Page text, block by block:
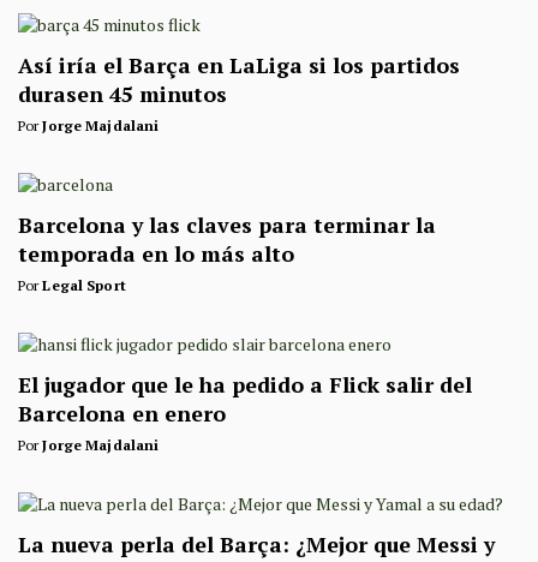
Así iría el Barça en LaLiga si los partidos
durasen 45 minutos
PorJorge Majdalani
Barcelona y las claves para terminar la
temporada en lo más alto
PorLegal Sport
El jugador que le ha pedido a Flick salir del
Barcelona en enero
PorJorge Majdalani
La nueva perla del Barça: ¿Mejor que Messi y